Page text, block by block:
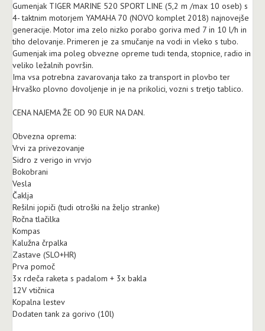
Gumenjak TIGER MARINE 520 SPORT LINE (5,2 m /max 10 oseb) s
4- taktnim motorjem YAMAHA 70 (NOVO komplet 2018) najnovejše
generacije. Motor ima zelo nizko porabo goriva med 7 in 10 l/h in
tiho delovanje. Primeren je za smučanje na vodi in vleko s tubo.
Gumenjak ima poleg obvezne opreme tudi tenda, stopnice, radio in
veliko ležalnih površin.
Ima vsa potrebna zavarovanja tako za transport in plovbo ter
Hrvaško plovno dovoljenje in je na prikolici, vozni s tretjo tablico.
CENA NAJEMA ŽE OD 90 EUR NA DAN.
Obvezna oprema:
Vrvi za privezovanje
Sidro z verigo in vrvjo
Bokobrani
Vesla
Čaklja
Rešilni jopiči (tudi otroški na željo stranke)
Ročna tlačilka
Kompas
Kalužna črpalka
Zastave (SLO+HR)
Prva pomoč
3x rdeča raketa s padalom + 3x bakla
12V vtičnica
Kopalna lestev
Dodaten tank za gorivo (10l)